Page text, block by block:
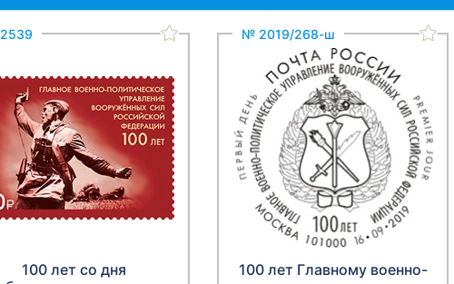
100 лет со дня
№ 2019/268-ш
100 лет Главному военно-